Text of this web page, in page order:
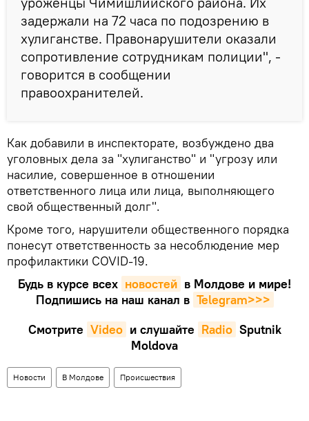
задержали на 72 часа по подозрению в
хулиганстве. Правонарушители оказали
сопротивление сотрудникам полиции", -
говорится в сообщении
правоохранителей.
Как добавили в инспекторате, возбуждено два
уголовных дела за "хулиганство" и "угрозу или
насилие, совершенное в отношении
ответственного лица или лица, выполняющего
свой общественный долг".
Кроме того, нарушители общественного порядка
понесут ответственность за несоблюдение мер
профилактики COVID-19.
Будь в курсе всех новостей в Молдове и мире!
Подпишись на наш канал в Telegram>>>
Смотрите Video и слушайте Radio Sputnik
Moldova
Новости В Молдове Происшествия